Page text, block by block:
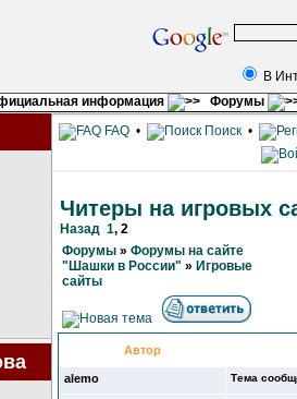
В
информация Форумы
FAQ • Поиск •
Читеры на игровых
Назад 1, 2
Форумы » Форумы на сайте
"Шашки в России" » Игровые
сайты
Автор
alemo Тема